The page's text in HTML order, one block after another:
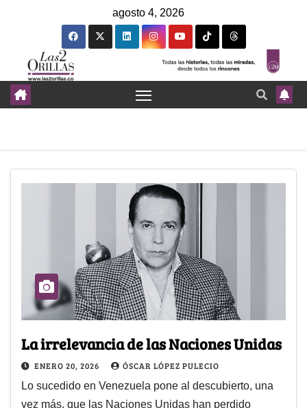
agosto 4, 2026
La irrelevancia de las Naciones Unidas
ENERO 20, 2026 ÓSCAR LÓPEZ PULECIO
Lo sucedido en Venezuela pone al descubierto, una
vez más, que las Naciones Unidas han perdido